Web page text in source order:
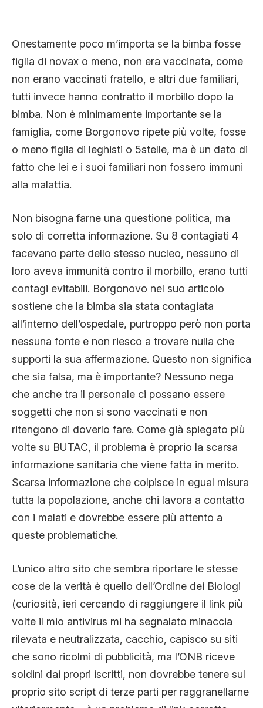
Onestamente poco m’importa se la bimba fosse
figlia di novax o meno, non era vaccinata, come
non erano vaccinati fratello, e altri due familiari,
tutti invece hanno contratto il morbillo dopo la
bimba. Non è minimamente importante se la
famiglia, come Borgonovo ripete più volte, fosse
o meno figlia di leghisti o 5stelle, ma è un dato di
fatto che lei e i suoi familiari non fossero immuni
alla malattia.
Non bisogna farne una questione politica, ma
solo di corretta informazione. Su 8 contagiati 4
facevano parte dello stesso nucleo, nessuno di
loro aveva immunità contro il morbillo, erano tutti
contagi evitabili. Borgonovo nel suo articolo
sostiene che la bimba sia stata contagiata
all’interno dell’ospedale, purtroppo però non porta
nessuna fonte e non riesco a trovare nulla che
supporti la sua affermazione. Questo non significa
che sia falsa, ma è importante? Nessuno nega
che anche tra il personale ci possano essere
soggetti che non si sono vaccinati e non
ritengono di doverlo fare. Come già spiegato più
volte su BUTAC, il problema è proprio la scarsa
informazione sanitaria che viene fatta in merito.
Scarsa informazione che colpisce in egual misura
tutta la popolazione, anche chi lavora a contatto
con i malati e dovrebbe essere più attento a
queste problematiche.
L’unico altro sito che sembra riportare le stesse
cose de la verità è quello dell’Ordine dei Biologi
(curiosità, ieri cercando di raggiungere il link più
volte il mio antivirus mi ha segnalato minaccia
rilevata e neutralizzata, cacchio, capisco su siti
che sono ricolmi di pubblicità, ma l’ONB riceve
soldini dai propri iscritti, non dovrebbe tenere sul
proprio sito script di terze parti per raggranellarne